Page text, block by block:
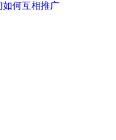
如何互相推广